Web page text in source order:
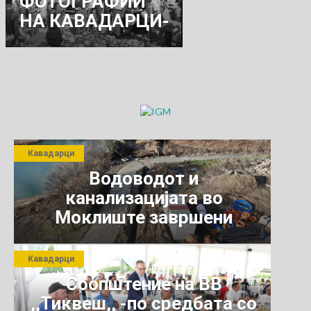
НА КАВАДАРЦИ-
ПАЗАРОТ
Водоводот и
канализацијата во
Моклиште завршени
Кавадарци
Соопштение на ВВ
,,Тиквеш,, -по средбата со
Кавадарци